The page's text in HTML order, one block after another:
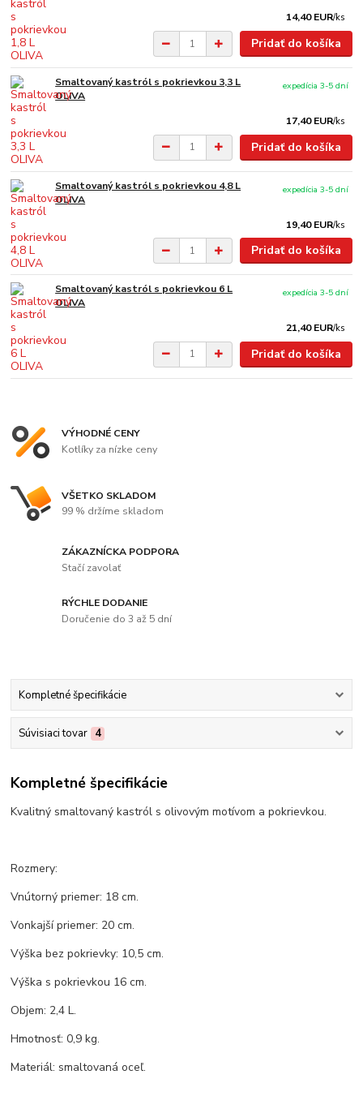
14,40 EUR/ks
Pridať do košíka
Smaltovaný kastról s pokrievkou 3,3 L
OLIVA
17,40 EUR/ks
expedícia 3-5 dní
Pridať do košíka
Smaltovaný kastról s pokrievkou 4,8 L
OLIVA
19,40 EUR/ks
expedícia 3-5 dní
Pridať do košíka
Smaltovaný kastról s pokrievkou 6 L
OLIVA
21,40 EUR/ks
expedícia 3-5 dní
Pridať do košíka
VÝHODNÉ CENY
Kotlíky za nízke ceny
VŠETKO SKLADOM
99 % držíme skladom
ZÁKAZNÍCKA PODPORA
Stačí zavolať
RÝCHLE DODANIE
Doručenie do 3 až 5 dní
Kompletné špecifikácie
Súvisiaci tovar 4
Kompletné špecifikácie
Kvalitný smaltovaný kastról s olivovým motívom a pokrievkou.
Rozmery:
Vnútorný priemer: 18 cm.
Vonkajší priemer: 20 cm.
Výška bez pokrievky: 10,5 cm.
Výška s pokrievkou 16 cm.
Objem: 2,4 L.
Hmotnosť: 0,9 kg.
Materiál: smaltovaná oceľ.